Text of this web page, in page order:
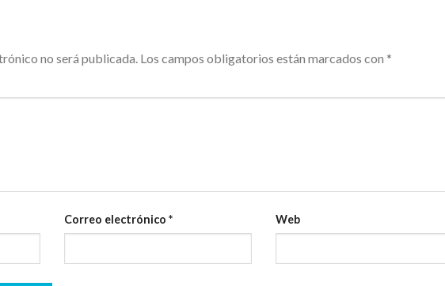
no será publicada. Los campos obligatorios están marcados con *
Correo electrónico * Web